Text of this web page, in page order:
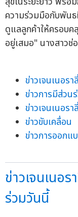
ความร่วมมือกับพัน
ดูแลลูกค้าให้ครอบค
อยู่เสมอ" นางสาวช่
ข่าวเจนเนอร
ข่าวการมีส่วน
ข่าวเจนเนอราลี่
ข่าวขับเคลื่อน
ข่าวการออกแ
ข่าวเจนเนอ
ร่วมวันนี้